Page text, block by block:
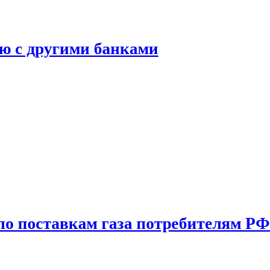
с другими банками
поставкам газа потребителям РФ